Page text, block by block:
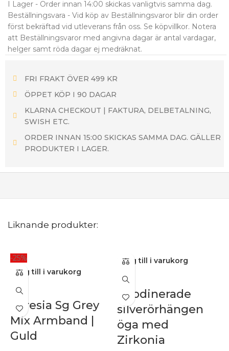
I Lager - Order innan 14:00 skickas vanligtvis samma dag.
Beställningsvara - Vid köp av Beställningsvaror blir din order
först bekräftad vid utleverans från oss. Se köpvillkor. Notera
att Beställningsvaror med angivna dagar är antal vardagar,
helger samt röda dagar ej medräknat.
FRI FRAKT ÖVER 499 KR
ÖPPET KÖP I 90 DAGAR
KLARNA CHECKOUT | FAKTURA, DELBETALNING,
SWISH ETC.
ORDER INNAN 15:00 SKICKAS SAMMA DAG. GÄLLER
PRODUKTER I LAGER.
Liknande produkter:
-25%
Lägg till i varukorg
Teresia Sg Grey
Mix Armband |
Guld
Lägg till i varukorg
Rhodinerade
silverörhängen
öga med
Zirkonia